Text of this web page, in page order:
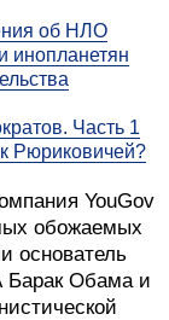
об НЛО
инопланетян
Часть 1
Рюриковичей?
YouGov
обожаемых
основатель
Барак Обама и